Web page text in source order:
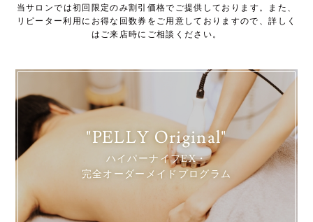
当サロンでは初回限定のみ割引価格でご提供しております。また、
リピーター利用にお得な回数券をご用意しておりますので、詳しく
はご来店時にご相談ください。
"PELLY Original"
ハイパーナイフEX・
完全オーダーメイドプログラム